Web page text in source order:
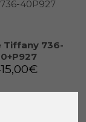
Tiffany 736-
€